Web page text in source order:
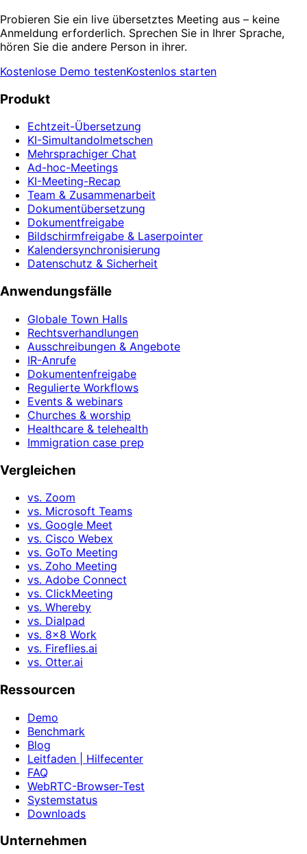
Probieren Sie ein live übersetztes Meeting aus – keine
Anmeldung erforderlich. Sprechen Sie in Ihrer Sprache,
hören Sie die andere Person in ihrer.
Kostenlose Demo testenKostenlos starten
Produkt
Echtzeit-Übersetzung
KI-Simultandolmetschen
Mehrsprachiger Chat
Ad-hoc-Meetings
KI-Meeting-Recap
Team & Zusammenarbeit
Dokumentübersetzung
Dokumentfreigabe
Bildschirmfreigabe & Laserpointer
Kalendersynchronisierung
Datenschutz & Sicherheit
Anwendungsfälle
Globale Town Halls
Rechtsverhandlungen
Ausschreibungen & Angebote
IR-Anrufe
Dokumentenfreigabe
Regulierte Workflows
Events & webinars
Churches & worship
Healthcare & telehealth
Immigration case prep
Vergleichen
vs. Zoom
vs. Microsoft Teams
vs. Google Meet
vs. Cisco Webex
vs. GoTo Meeting
vs. Zoho Meeting
vs. Adobe Connect
vs. ClickMeeting
vs. Whereby
vs. Dialpad
vs. 8x8 Work
vs. Fireflies.ai
vs. Otter.ai
Ressourcen
Demo
Benchmark
Blog
Leitfaden | Hilfecenter
FAQ
WebRTC-Browser-Test
Systemstatus
Downloads
Unternehmen